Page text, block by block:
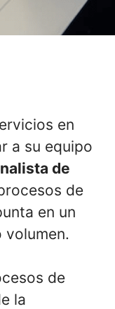
en
a su equipo
de
de
en un
de
la